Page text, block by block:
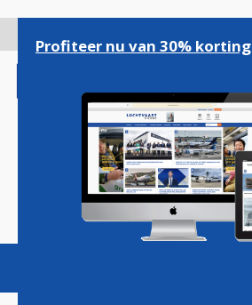
gaan
Magazine Podcasts
Profiteer nu van 30% korting